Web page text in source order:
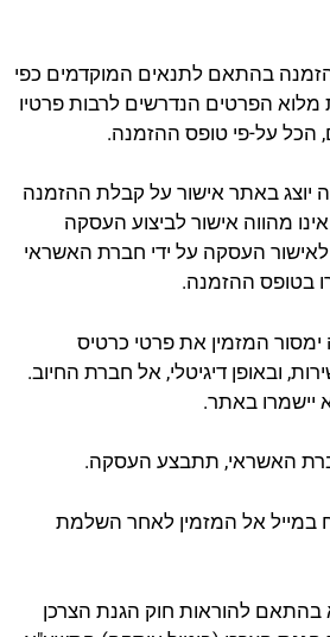
בהתאם לתנאים המוקדמים כפי
מלוא הפרטים הנדרשים לרבות פרטיו
הכל על-פי טופס ההזמנה.
יוצג באתר אישור על קבלת ההזמנה
מהווה אישור לביצוע העסקה
העסקה על ידי חברת האשראי
בטופס ההזמנה.
ימסור המזמין את פרטי כרטיס
ובאופן דיגיטלי, אל חברת החיוב.
יישמרו באתר.
במייל אל המזמין לאחר השלמת
בהתאם להוראות חוק הגנת הצרכן